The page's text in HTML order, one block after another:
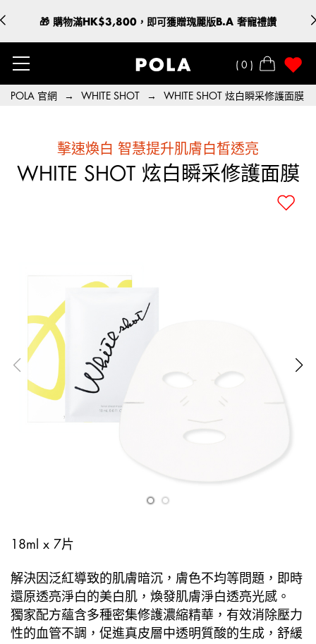
0
🎁 購物滿HK$3,800，即可獲贈瑰麗版B.A 奢寵禮讚
POLA 官網 → WHITE SHOT → WHITE SHOT 炫白瞬采修護面膜
擊速煥白 智慧提升肌膚白皙透亮
WHITE SHOT 炫白瞬采修護面膜
18ml x 7片
解決因泛紅導致的肌膚暗沉，膚色不均等問題，即時
還原透亮淨白的美白肌，煥發肌膚淨白透亮光感。
獨家配方蘊含多種密集修護濃縮精華，有效消除壓力
性的血管不調，促進真皮層中透明質酸的生成，舒緩